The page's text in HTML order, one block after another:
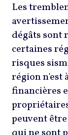
Les
dégâts sont
certaines
risques
région n'est
financières
peuvent